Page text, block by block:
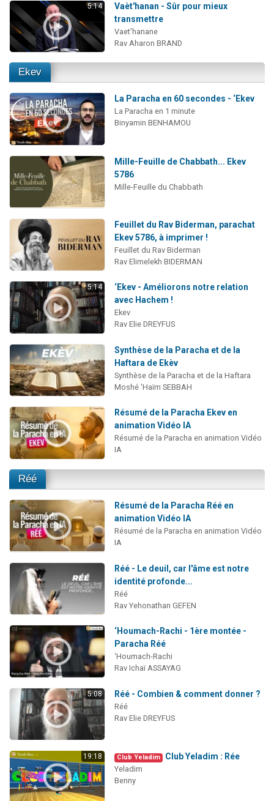
5:14
Vaèt'hanan - Sûr pour mieux
transmettre
Vaet'hanane
Rav Aharon BRAND
Ekev
La Paracha en 60 secondes - ‘Ekev
La Paracha en 1 minute
Binyamin BENHAMOU
Mille-Feuille de Chabbath... Ekev
5786
Mille-Feuille du Chabbath
Feuillet du Rav Biderman, parachat
Ekev 5786, à imprimer !
Feuillet du Rav Biderman
Rav Elimelekh BIDERMAN
5:14
‘Ekev - Améliorons notre relation
avec Hachem !
Ekev
Rav Elie DREYFUS
Synthèse de la Paracha et de la
Haftara de Ekèv
Synthèse de la Paracha et de la Haftara
Moshé 'Haïm SEBBAH
Résumé de la Paracha Ekev en
animation Vidéo IA
Résumé de la Paracha en animation Vidéo
IA
Réé
Résumé de la Paracha Réé en
animation Vidéo IA
Résumé de la Paracha en animation Vidéo
IA
Réé - Le deuil, car l'âme est notre
identité profonde...
Réé
Rav Yehonathan GEFEN
‘Houmach-Rachi - 1ère montée -
Paracha Réé
‘Houmach-Rachi
Rav Ichaï ASSAYAG
5:08 Réé - Combien & comment donner ?
Réé
Rav Elie DREYFUS
19:18 Club Yeladim Club Yeladim : Rée
Yeladim
Benny